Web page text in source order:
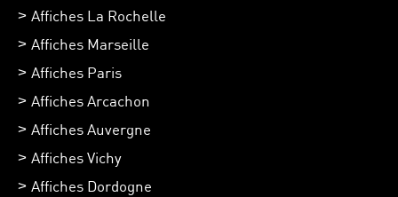
Affiches La Rochelle
Affiches Marseille
Affiches Paris
Affiches Arcachon
Affiches Auvergne
Affiches Vichy
Affiches Dordogne